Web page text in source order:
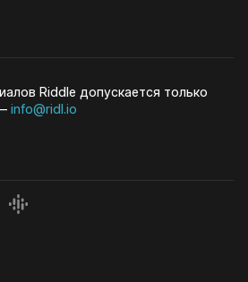
Riddle допускается только
info@ridl.io